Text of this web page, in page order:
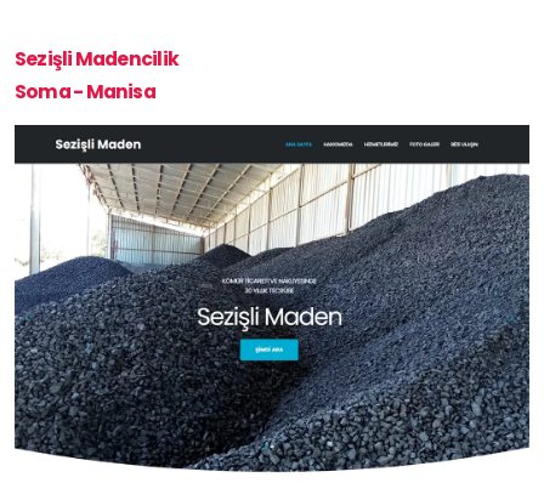
Sezişli Madencilik
Soma - Manisa